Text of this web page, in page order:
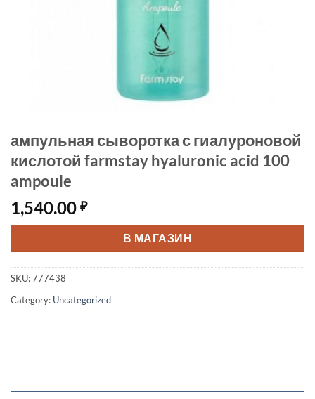
ампульная сыворотка с гиалуроновой
кислотой farmstay hyaluronic acid 100
ampoule
1,540.00 ₽
В МАГАЗИН
SKU:777438
Category: Uncategorized